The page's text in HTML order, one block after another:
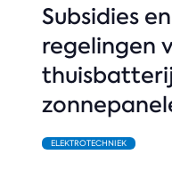
Subsidies
regelingen
ELEKTROTECHNIEK